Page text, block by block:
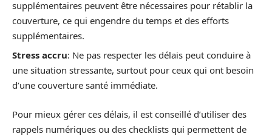
supplémentaires peuvent être nécessaires pour rétablir la
couverture, ce qui engendre du temps et des efforts
supplémentaires.
Stress accru: Ne pas respecter les délais peut conduire à
une situation stressante, surtout pour ceux qui ont besoin
d’une couverture santé immédiate.
Pour mieux gérer ces délais, il est conseillé d’utiliser des
rappels numériques ou des checklists qui permettent de